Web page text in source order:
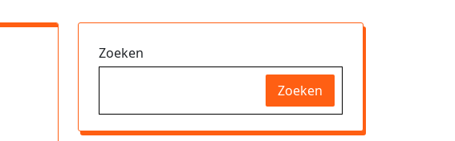
Zoeken
Zoeken